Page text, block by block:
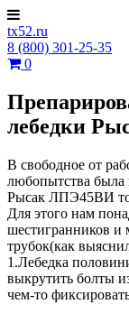
tx52.ru
8 (800) 301-25-35
0
лебедки
В свободное от
любопытства была
Рысак ЛПЭ45ВИ
Для этого нам
шестигранников и
трубок(как
1.Лебедка
выкрутить болты
чем-то